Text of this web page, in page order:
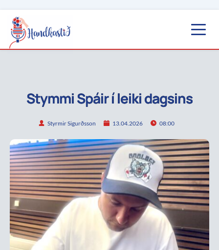
Stymmi Spáir í leiki dagsins
Styrmir Sigurðsson 13.04.2026 08:00